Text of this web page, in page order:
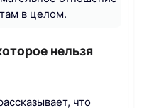
в целом.
нельзя
что